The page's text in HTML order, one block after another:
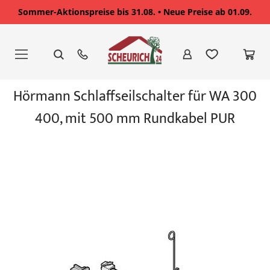
Sommer-Aktionspreise bis 31.08. • Neue Preise ab 01.09.
springen
Ende
Bildgalerie
Hörmann Schlaffseilschalter für WA 300
400, mit 500 mm Rundkabel PUR